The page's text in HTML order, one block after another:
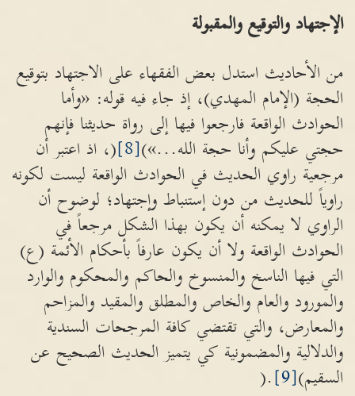
الإجتهاد والتوقيع والمقبولة
من الأحاديث استدل بعض الفقهاء على الاجتهاد بتوقيع
الحجة (الإمام المهدي)، إذ جاء فيه قوله: «وأما
الحوادث الواقعة فارجعوا فيها إلى رواة حديثنا فإنهم
حجتي عليكم وأنا حجة الله...»)[8]
(، اذ اعتبر أن
مرجعية راوي الحديث في الحوادث الواقعة ليست لكونه
راوياً للحديث من دون إستنباط وإجتهاد؛ لوضوح أن
الراوي لا يمكنه أن يكون بهذا الشكل مرجعاً في
الحوادث الواقعة ولا أن يكون عارفاً بأحكام الأئمة (ع)
التي فيها الناسخ والمنسوخ والحاكم والمحكوم والوارد
والمورود والعام والخاص والمطلق والمقيد والمزاحم
والمعارض، والتي تقتضي كافة المرجحات السندية
والدلالية والمضمونية كي يتميز الحديث الصحيح عن
السقيم)[9]
.(